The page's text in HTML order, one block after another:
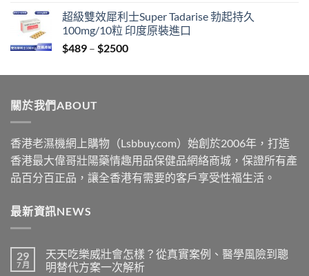
$329
through
$2199
超級雙效犀利士Super Tadarise 勃起持久
100mg/10粒 印度原裝進口
$489 – $2500Price
$489
關於我們ABOUT
香港老濕機網上購物（Lsbbuy.com）始創於2006年，打造
香港最大偉哥壯陽藥情趣用品保健品網絡商城，保證所有產
品百分百正品，讓全香港有需要的客戶享受性福生活。
最新資訊NEWS
29
7 月
天天吃樂威壯會怎樣？從真實案例、醫學風險到聰
明替代方案一次解析